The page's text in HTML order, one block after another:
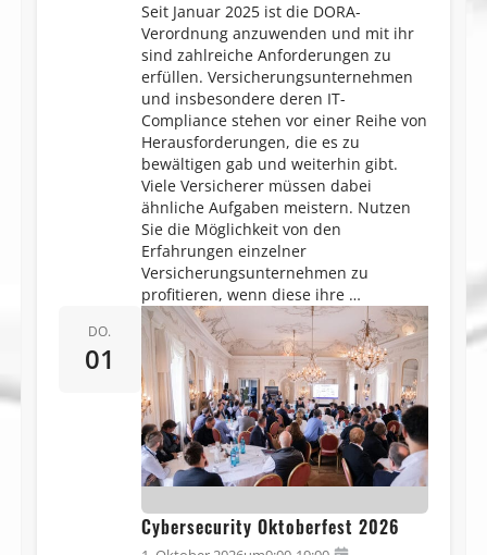
Seit Januar 2025 ist die DORA-
Verordnung anzuwenden und mit ihr
sind zahlreiche Anforderungen zu
erfüllen. Versicherungsunternehmen
und insbesondere deren IT-
Compliance stehen vor einer Reihe von
Herausforderungen, die es zu
bewältigen gab und weiterhin gibt.
Viele Versicherer müssen dabei
ähnliche Aufgaben meistern. Nutzen
Sie die Möglichkeit von den
Erfahrungen einzelner
Versicherungsunternehmen zu
profitieren, wenn diese ihre …
DO.
01
Cybersecurity Oktoberfest 2026